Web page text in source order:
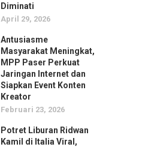
Diminati
April 29, 2026
Antusiasme
Masyarakat Meningkat,
MPP Paser Perkuat
Jaringan Internet dan
Siapkan Event Konten
Kreator
Februari 23, 2026
Potret Liburan Ridwan
Kamil di Italia Viral,